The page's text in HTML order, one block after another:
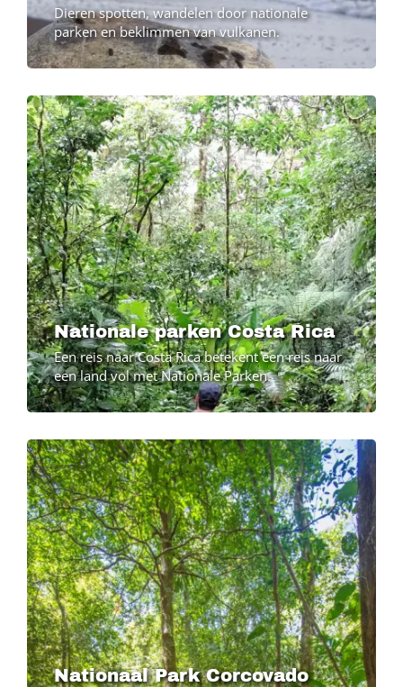
Dieren spotten, wandelen door nationale
parken en beklimmen van vulkanen.
Nationale parken Costa Rica
Een reis naar Costa Rica betekent een reis naar
een land vol met Nationale Parken.
Nationaal Park Corcovado